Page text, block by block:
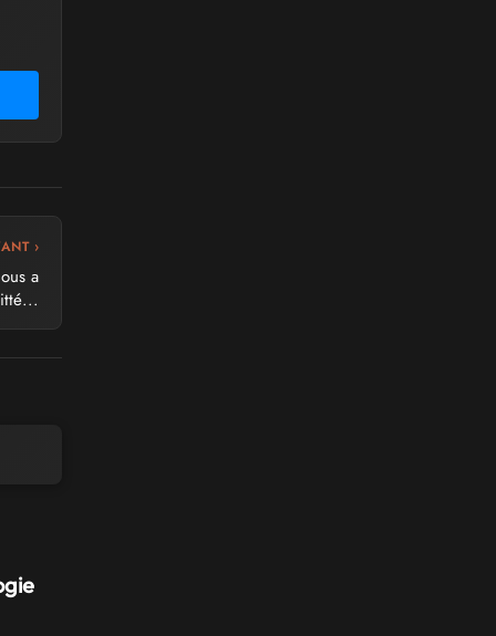
›
a